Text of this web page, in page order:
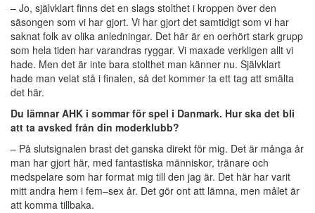
– Jo, självklart finns det en slags stolthet i kroppen över den
säsongen som vi har gjort. Vi har gjort det samtidigt som vi har
saknat folk av olika anledningar. Det här är en oerhört stark grupp
som hela tiden har varandras ryggar. Vi maxade verkligen allt vi
hade. Men det är inte bara stolthet man känner nu. Självklart
hade man velat stå i finalen, så det kommer ta ett tag att smälta
det här.
Du lämnar AHK i sommar för spel i Danmark. Hur ska det bli
att ta avsked från din moderklubb?
– På slutsignalen brast det ganska direkt för mig. Det är många år
man har gjort här, med fantastiska människor, tränare och
medspelare som har format mig till den jag är. Det här har varit
mitt andra hem i fem–sex år. Det gör ont att lämna, men målet är
att komma tillbaka.